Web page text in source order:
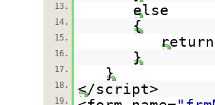
13. else
14. {
15.
16. }
17. }
18. </script>
19.